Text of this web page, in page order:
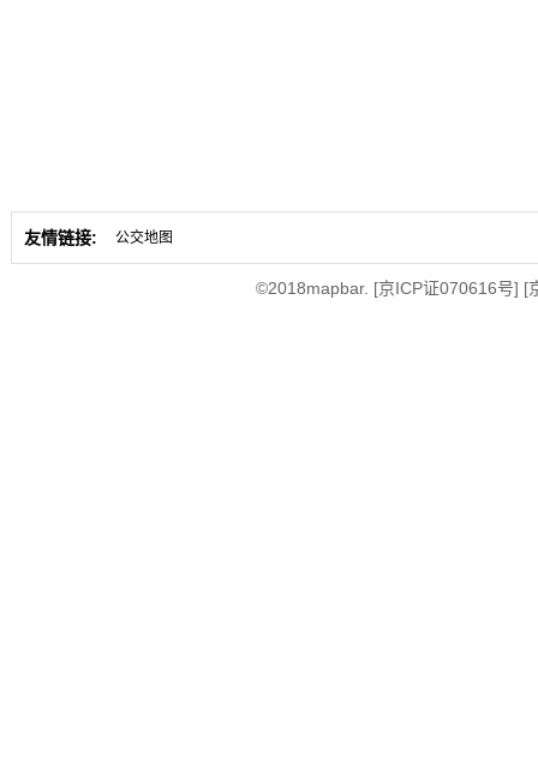
友情链接: 公交地图
©2018mapbar. [京ICP证070616号] [